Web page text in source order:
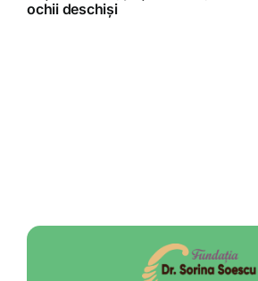
ochii deschiși